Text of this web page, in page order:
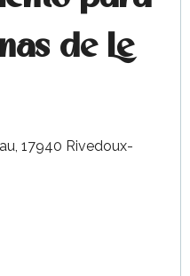
de Le
17940 Rivedoux-